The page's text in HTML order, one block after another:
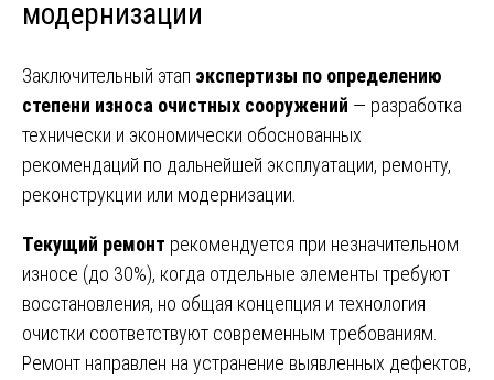
модернизации
Заключительный этап экспертизы по определению
степени износа очистных сооружений — разработка
технически и экономически обоснованных
рекомендаций по дальнейшей эксплуатации, ремонту,
реконструкции или модернизации.
Текущий ремонт рекомендуется при незначительном
износе (до 30%), когда отдельные элементы требуют
восстановления, но общая концепция и технология
очистки соответствуют современным требованиям.
Ремонт направлен на устранение выявленных дефектов,